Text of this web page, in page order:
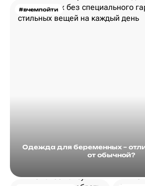
#вчемпойти
Одежда для беременных –
от обычной?